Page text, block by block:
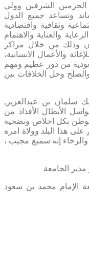
الحرمين الشرفين وولي
وتساعد جميع الدول
وثقافية واقتصادية
والعناية والاهتمام
وذلك من خلال مراكز
والأعمال الانسانية،
من دور عظيم ومهم
وحل الخلافات بين
سلمان بن عبدالعزيز,
الأبطال الأفذاذ من
بكل اخلاص وتضحيه
هذا البلد وولاة امره
والرخاء إنه سميع مجيب ،
الجامعة
الإمام محمد بن سعود